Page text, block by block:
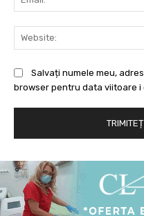
Salvați numele meu,
browser pentru data viitoare i